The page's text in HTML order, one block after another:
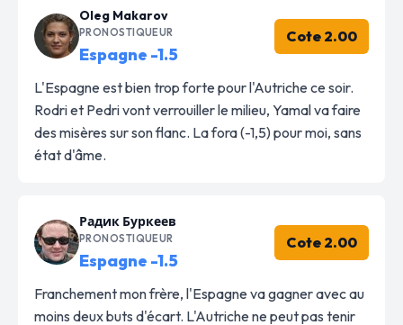
Oleg Makarov
PRONOSTIQUEUR
Espagne -1.5
Cote 2.00
L'Espagne est bien trop forte pour l'Autriche ce soir.
Rodri et Pedri vont verrouiller le milieu, Yamal va faire
des misères sur son flanc. La fora (-1,5) pour moi, sans
état d'âme.
Радик Буркеев
PRONOSTIQUEUR
Espagne -1.5
Cote 2.00
Franchement mon frère, l'Espagne va gagner avec au
moins deux buts d'écart. L'Autriche ne peut pas tenir